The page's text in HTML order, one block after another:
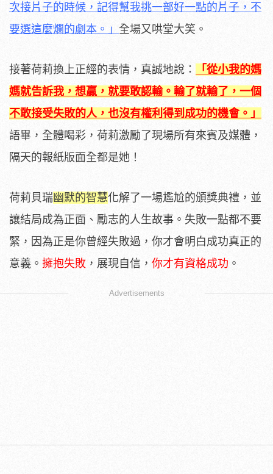
次接片子的時候，記得幫我挑一部好一點的片子，不
要選這麼爛的劇本。」 全場又哄堂大笑。
接著荷莉換上正經的表情，真誠地說：
「從小我的媽
媽就告訴我，想贏，就要敢認輸。輸了就輸了，一個
不敢接受失敗的人，也沒有權利得到成功的機會。」
語畢，全體喝彩，荷莉激勵了現場所有來賓及媒體，
隔天的報紙版面全都是她！
荷莉貝瑞幽默的智慧化解了一場尷尬的頒獎典禮，並
讓結局成為正面、勵志的人生故事。失敗一點都不要
緊，因為正是你曾經失敗過，你才會明白成功真正的
意義。 擁抱失敗 ，展現自信， 你才有資格成功 。
Advertisements